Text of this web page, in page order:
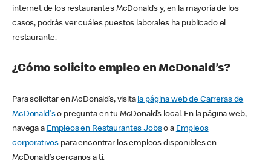
internet de los restaurantes McDonald’s y, en la mayoría de los
casos, podrás ver cuáles puestos laborales ha publicado el
restaurante.
¿Cómo solicito empleo en McDonald’s?
Para solicitar en McDonald’s, visita la página web de Carreras de
McDonald'so pregunta en tu McDonald’s local. En la página web,
navega a Empleos en Restaurantes Jobso a Empleos
corporativos para encontrar los empleos disponibles en
McDonald’s cercanos a ti.